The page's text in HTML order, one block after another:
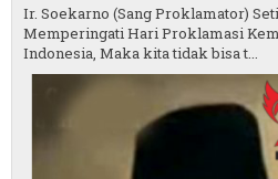
Ir. Soekarno (Sang Proklamator)
Memperingati Hari Proklamasi
Indonesia, Maka kita tidak bisa t...